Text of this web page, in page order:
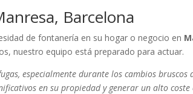
Barcelona
de fontanería en su hogar o negocio en
nuestro equipo está preparado para actuar.
especialmente durante los cambios
en su propiedad y generar un alto coste